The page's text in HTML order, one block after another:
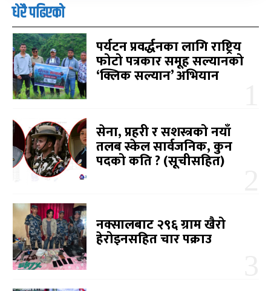
धेरै पढिएको
पर्यटन प्रवर्द्धनका लागि राष्ट्रिय
फोटो पत्रकार समूह सल्यानको
‘क्लिक सल्यान’ अभियान
सेना, प्रहरी र सशस्त्रको नयाँ
तलब स्केल सार्वजनिक, कुन
पदको कति ? (सूचीसहित)
नक्सालबाट २९६ ग्राम खैरो
हेरोइनसहित चार पक्राउ